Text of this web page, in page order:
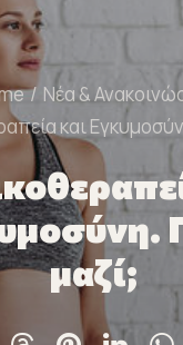
ΣΑΕΚ
Σεμινάρια
Voucher
&
Νέα &
και
μαζί;